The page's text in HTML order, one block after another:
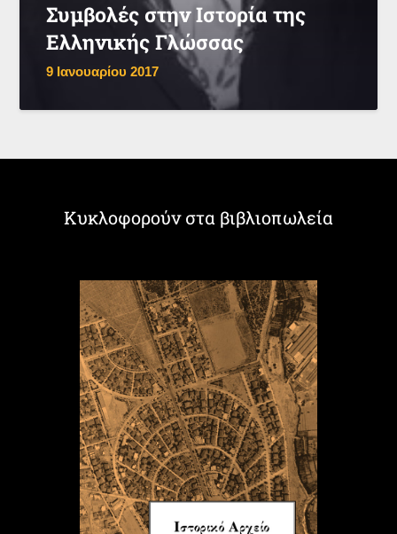
Συμβολές στην Ιστορία της
Ελληνικής Γλώσσας
9 Ιανουαρίου 2017
Κυκλοφορούν στα βιβλιοπωλεία